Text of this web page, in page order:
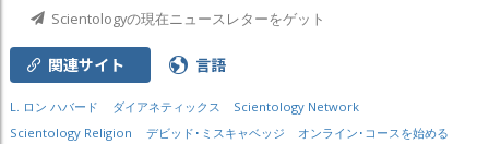
Scientologyの現在ニュースレターをゲット
関連サイト 言語
L. ロン ハバード ダイアネティックス
Scientology Network
Scientology Religion
デビッド･ミスキャベッジ
オンライン･コースを始める